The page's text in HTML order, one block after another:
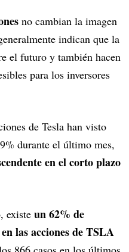
no cambian la imagen
indican que la
el futuro y también hacen
para los inversores
de Tesla han visto
durante el último mes,
en el corto plazo
existe un 62% de
las acciones de TSLA